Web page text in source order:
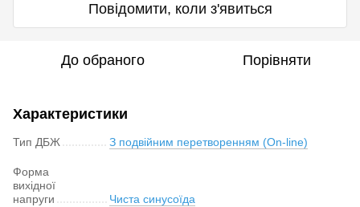
Повідомити, коли з'явиться
До обраного Порівняти
Характеристики
Тип ДБЖ З подвійним перетворенням (On-line)
Форма
вихідної
напруги
Чиста синусоїда